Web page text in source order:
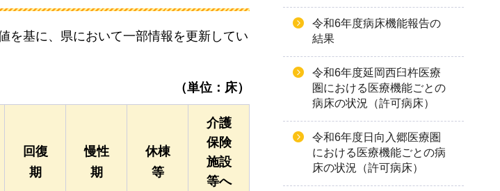
を基に、県において一部情報を更新してい
（単位：床）
回復
期
慢性
期
休棟
等
介護
保険
施設
等へ
令和6年度病床機能報告の
結果
令和6年度延岡西臼杵医療
圏における医療機能ごとの
病床の状況（許可病床）
令和6年度日向入郷医療圏
における医療機能ごとの病
床の状況（許可病床）